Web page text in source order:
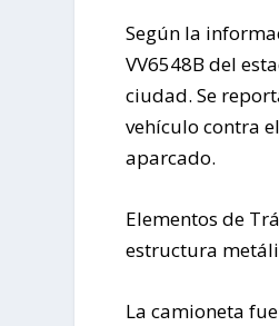
Según la
VV6548B del
ciudad. Se
vehículo contra
aparcado.
Elementos de
estructura
La camioneta